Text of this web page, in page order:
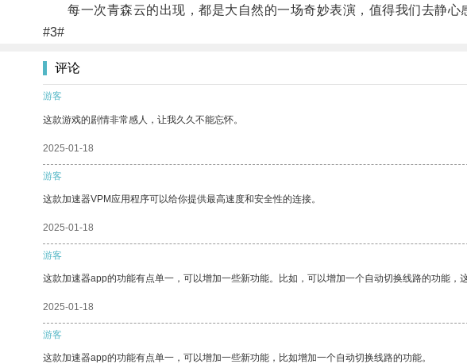
每一次青森云的出现，都是大自然的一场奇妙表演，值得我们去静心
#3#
评论
游客
这款游戏的剧情非常感人，让我久久不能忘怀。
2025-01-18
游客
这款加速器VPM应用程序可以给你提供最高速度和安全性的连接。
2025-01-18
游客
这款加速器app的功能有点单一，可以增加一些新功能。比如，可以增加一个自动切换线路的功能，
2025-01-18
游客
这款加速器app的功能有点单一，可以增加一些新功能，比如增加一个自动切换线路的功能。